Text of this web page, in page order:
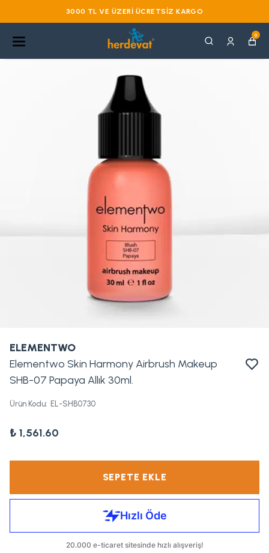
3000 TL VE ÜZERI ÜCRETSIZ KARGO
0
ELEMENTWO
Elementwo Skin Harmony Airbrush Makeup
SHB-07 Papaya Allık 30ml.
Ürün Kodu: EL-SHB0730
₺ 1,561.60
SEPETE EKLE